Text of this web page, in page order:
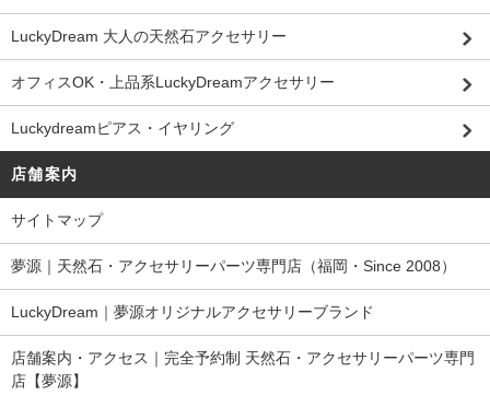
LuckyDream 大人の天然石アクセサリー
オフィスOK・上品系LuckyDreamアクセサリー
Luckydreamピアス・イヤリング
店舗案内
サイトマップ
夢源｜天然石・アクセサリーパーツ専門店（福岡・Since 2008）
LuckyDream｜夢源オリジナルアクセサリーブランド
店舗案内・アクセス｜完全予約制 天然石・アクセサリーパーツ専門
店【夢源】